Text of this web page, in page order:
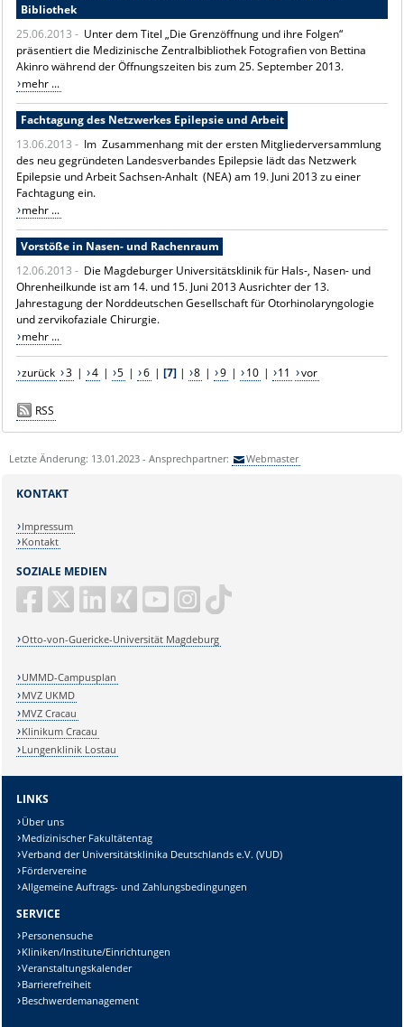
Bibliothek
25.06.2013 - Unter dem Titel „Die Grenzöffnung und ihre Folgen“
präsentiert die Medizinische Zentralbibliothek Fotografien von Bettina
Akinro während der Öffnungszeiten bis zum 25. September 2013.
mehr ...
Fachtagung des Netzwerkes Epilepsie und Arbeit
13.06.2013 - Im Zusammenhang mit der ersten Mitgliederversammlung
des neu gegründeten Landesverbandes Epilepsie lädt das Netzwerk
Epilepsie und Arbeit Sachsen-Anhalt (NEA) am 19. Juni 2013 zu einer
Fachtagung ein.
mehr ...
Vorstöße in Nasen- und Rachenraum
12.06.2013 - Die Magdeburger Universitätsklinik für Hals-, Nasen- und
Ohrenheilkunde ist am 14. und 15. Juni 2013 Ausrichter der 13.
Jahrestagung der Norddeutschen Gesellschaft für Otorhinolaryngologie
und zervikofaziale Chirurgie.
mehr ...
zurück 3 | 4 | 5 | 6 | [7]| 8 | 9 | 10 | 11 vor
RSS
Letzte Änderung: 13.01.2023 - Ansprechpartner: Webmaster
SOZIALE MEDIEN
Otto-von-Guericke-Universität Magdeburg
KONTAKT
Impressum
Kontakt
UMMD-Campusplan
MVZ UKMD
MVZ Cracau
Klinikum Cracau
Lungenklinik Lostau
LINKS
Über uns
Medizinischer Fakultätentag
Verband der Universitätsklinika Deutschlands e.V. (VUD)
Fördervereine
Allgemeine Auftrags- und Zahlungsbedingungen
SERVICE
Personensuche
Kliniken/Institute/Einrichtungen
Veranstaltungskalender
Barrierefreiheit
Beschwerdemanagement